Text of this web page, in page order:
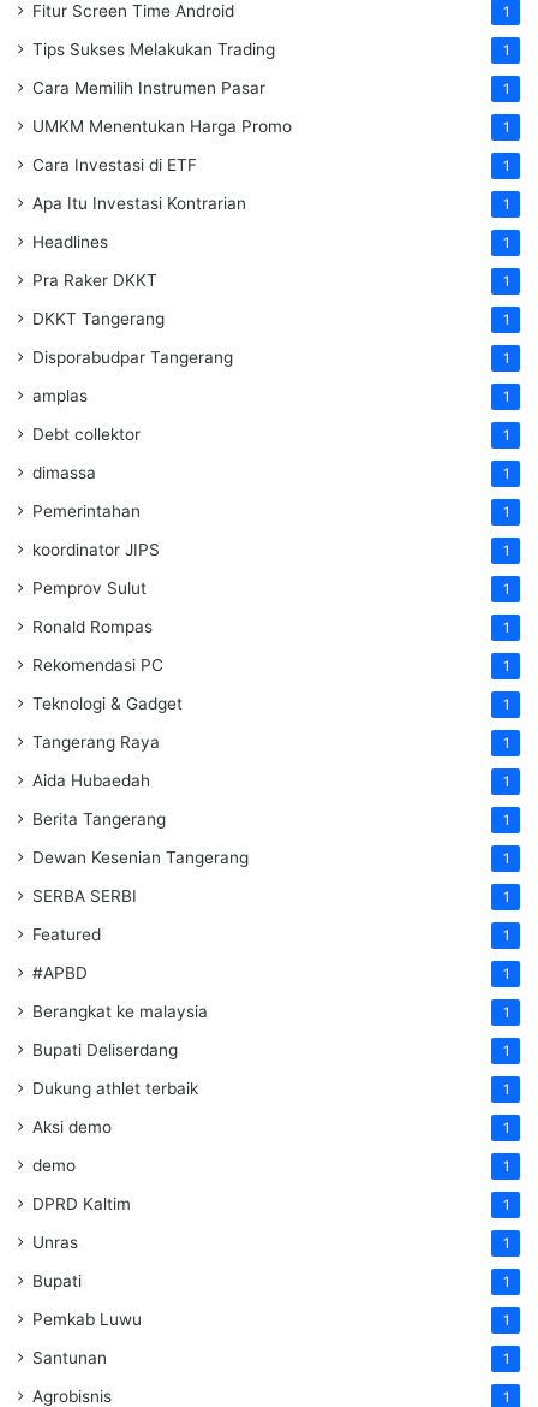
Fitur Screen Time Android 1
Tips Sukses Melakukan Trading 1
Cara Memilih Instrumen Pasar 1
UMKM Menentukan Harga Promo 1
Cara Investasi di ETF 1
Apa Itu Investasi Kontrarian 1
Headlines 1
Pra Raker DKKT 1
DKKT Tangerang 1
Disporabudpar Tangerang 1
amplas 1
Debt collektor 1
dimassa 1
Pemerintahan 1
koordinator JIPS 1
Pemprov Sulut 1
Ronald Rompas 1
Rekomendasi PC 1
Teknologi & Gadget 1
Tangerang Raya 1
Aida Hubaedah 1
Berita Tangerang 1
Dewan Kesenian Tangerang 1
SERBA SERBI 1
Featured 1
#APBD 1
Berangkat ke malaysia 1
Bupati Deliserdang 1
Dukung athlet terbaik 1
Aksi demo 1
demo 1
DPRD Kaltim 1
Unras 1
Bupati 1
Pemkab Luwu 1
Santunan 1
Agrobisnis 1